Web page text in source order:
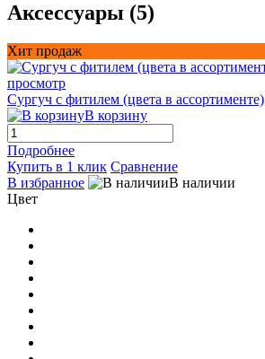
Аксессуары (5)
Хит продаж
просмотр
Сургуч с фитилем (цвета в ассортименте)
В корзину
Подробнее
Купить в 1 клик Сравнение
В избранное
В наличии
Цвет